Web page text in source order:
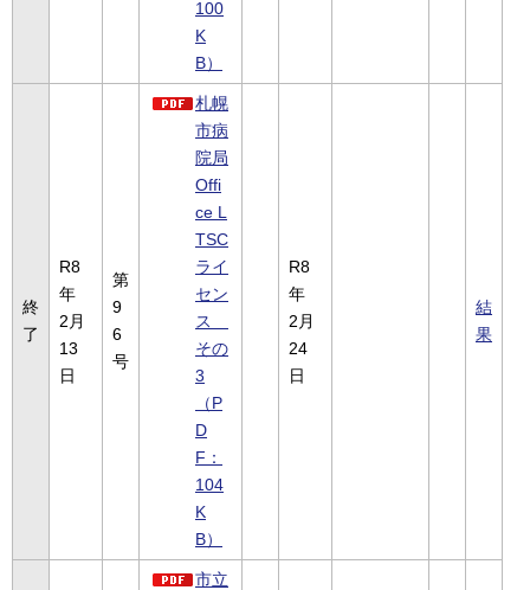
100
K
B）
終
了
R8
年
2月
13
日
第
9
6
号
札幌
市病
院局
Offi
ce L
TSC
ライ
セン
ス
その
3
（P
D
F：
104
K
B）
R8
年
2月
24
日
結
果
市立